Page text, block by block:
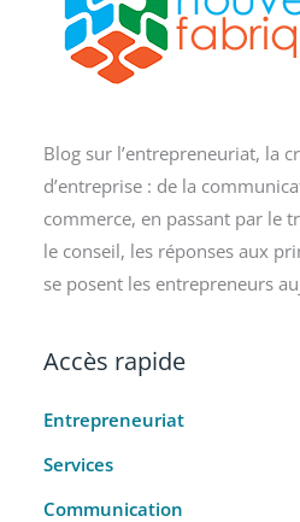
Blog sur l’entrepreneuriat, la
d’entreprise : de la
commerce, en passant par le
le conseil, les réponses aux
se posent les entrepreneurs
Accès rapide
Entrepreneuriat
Services
Communication